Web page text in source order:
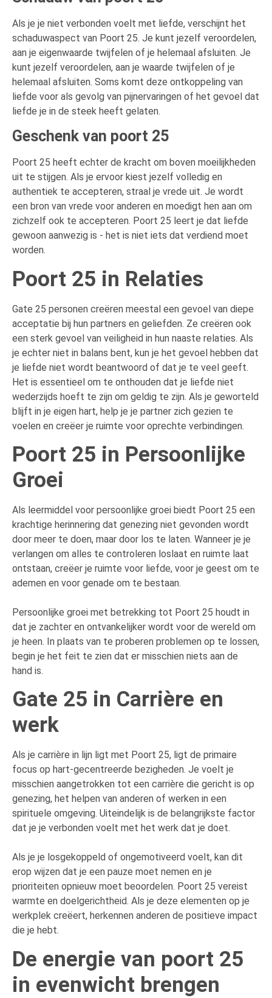
Als je je niet verbonden voelt met liefde, verschijnt het
schaduwaspect van Poort 25. Je kunt jezelf veroordelen,
aan je eigenwaarde twijfelen of je helemaal afsluiten. Je
kunt jezelf veroordelen, aan je waarde twijfelen of je
helemaal afsluiten. Soms komt deze ontkoppeling van
liefde voor als gevolg van pijnervaringen of het gevoel dat
liefde je in de steek heeft gelaten.
Geschenk van poort 25
Poort 25 heeft echter de kracht om boven moeilijkheden
uit te stijgen. Als je ervoor kiest jezelf volledig en
authentiek te accepteren, straal je vrede uit. Je wordt
een bron van vrede voor anderen en moedigt hen aan om
zichzelf ook te accepteren. Poort 25 leert je dat liefde
gewoon aanwezig is - het is niet iets dat verdiend moet
worden.
Poort 25 in Relaties
Gate 25 personen creëren meestal een gevoel van diepe
acceptatie bij hun partners en geliefden. Ze creëren ook
een sterk gevoel van veiligheid in hun naaste relaties. Als
je echter niet in balans bent, kun je het gevoel hebben dat
je liefde niet wordt beantwoord of dat je te veel geeft.
Het is essentieel om te onthouden dat je liefde niet
wederzijds hoeft te zijn om geldig te zijn. Als je geworteld
blijft in je eigen hart, help je je partner zich gezien te
voelen en creëer je ruimte voor oprechte verbindingen.
Poort 25 in Persoonlijke
Groei
Als leermiddel voor persoonlijke groei biedt Poort 25 een
krachtige herinnering dat genezing niet gevonden wordt
door meer te doen, maar door los te laten. Wanneer je je
verlangen om alles te controleren loslaat en ruimte laat
ontstaan, creëer je ruimte voor liefde, voor je geest om te
ademen en voor genade om te bestaan.
Persoonlijke groei met betrekking tot Poort 25 houdt in
dat je zachter en ontvankelijker wordt voor de wereld om
je heen. In plaats van te proberen problemen op te lossen,
begin je het feit te zien dat er misschien niets aan de
hand is.
Gate 25 in Carrière en
werk
Als je carrière in lijn ligt met Poort 25, ligt de primaire
focus op hart-gecentreerde bezigheden. Je voelt je
misschien aangetrokken tot een carrière die gericht is op
genezing, het helpen van anderen of werken in een
spirituele omgeving. Uiteindelijk is de belangrijkste factor
dat je je verbonden voelt met het werk dat je doet.
Als je je losgekoppeld of ongemotiveerd voelt, kan dit
erop wijzen dat je een pauze moet nemen en je
prioriteiten opnieuw moet beoordelen. Poort 25 vereist
warmte en doelgerichtheid. Als je deze elementen op je
werkplek creëert, herkennen anderen de positieve impact
die je hebt.
De energie van poort 25
in evenwicht brengen